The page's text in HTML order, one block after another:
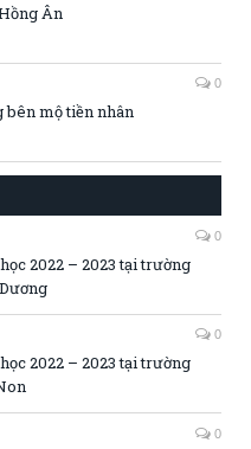
Ân
0
bên mộ tiền nhân
0
2022 – 2023 tại trường
0
2022 – 2023 tại trường
0